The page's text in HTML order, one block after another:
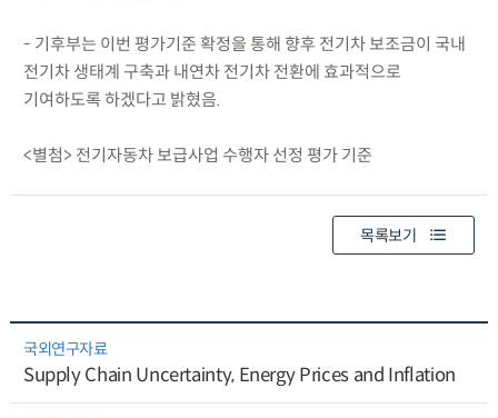
- 기후부는 이번 평가기준 확정을 통해 향후 전기차 보조금이 국내
전기차 생태계 구축과 내연차 전기차 전환에 효과적으로
기여하도록 하겠다고 밝혔음.
<별첨> 전기자동차 보급사업 수행자 선정 평가 기준
목록보기
국외연구자료
Supply Chain Uncertainty, Energy Prices and Inflation